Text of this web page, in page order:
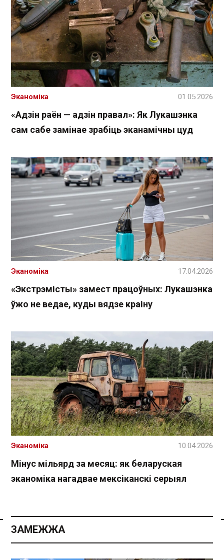
Спасылка без VPN
«Адзін раён — адзін правал»: Як Лукашэнка
сам сабе замінае зрабіць эканамічны цуд
Эканоміка 01.05.2026
«Экстрэмісты» замест працоўных: Лукашэнка
ўжо не ведае, куды вядзе краіну
Эканоміка 17.04.2026
Мінус мільярд за месяц: як беларуская
эканоміка нагадвае мексіканскі серыял
Эканоміка 10.04.2026
ЗАМЕЖЖА